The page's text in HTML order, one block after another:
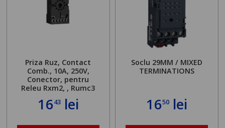
Priza Ruz, Contact
Comb., 10A, 250V,
Conector, pentru
Releu Rxm2, , Rumc3
1643lei
Soclu 29MM / MIXED
TERMINATIONS
1650 lei